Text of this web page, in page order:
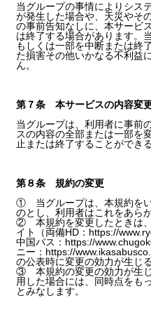
当グループの事情によりシス
が発生した場合や、天災やそ
の事前告知なしに、本サービ
は終了する場合があります。
もしくは一部を中断または終
た損害その他いかなる不利益
ん。
第７条 本サービスの内容変
当グループは、利用者に事前
スの内容の全部または一部を
止または終了することができ
第８条 規約の変更
① 当グループは、本規約を
のとし、利用者はこれをあら
② 本規約を変更したときは
イト（両備HD：https://
中国バス：https://
ニー：https://
の公表時に変更の効力が生じ
③ 本規約の変更の効力が生じ
用した場合には、同時点をも
とみなします。